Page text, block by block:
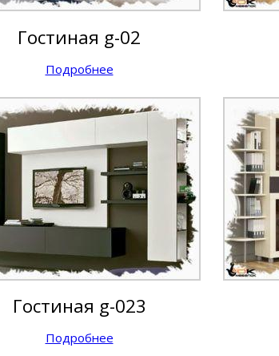
Гостиная g-02
Подробнее
Гостиная g-023
Подробнее